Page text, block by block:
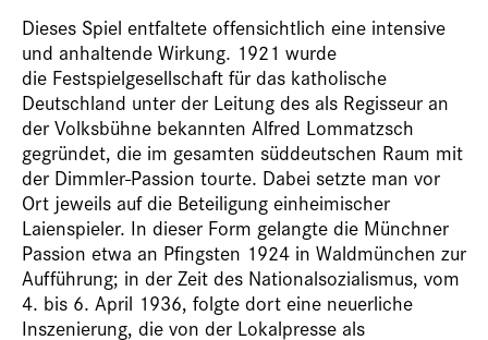
Dieses Spiel entfaltete offensichtlich eine intensive
und anhaltende Wirkung. 1921 wurde
die Festspielgesellschaft für das katholische
Deutschland unter der Leitung des als Regisseur an
der Volksbühne bekannten Alfred Lommatzsch
gegründet, die im gesamten süddeutschen Raum mit
der Dimmler-Passion tourte. Dabei setzte man vor
Ort jeweils auf die Beteiligung einheimischer
Laienspieler. In dieser Form gelangte die Münchner
Passion etwa an Pfingsten 1924 in Waldmünchen zur
Aufführung; in der Zeit des Nationalsozialismus, vom
4. bis 6. April 1936, folgte dort eine neuerliche
Inszenierung, die von der Lokalpresse als